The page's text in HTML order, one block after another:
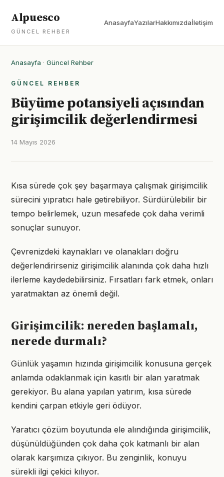
Alpuesco
GÜNCEL REHBER
AnasayfaYazılarHakkımızdaİletişim
Anasayfa · Güncel Rehber
GÜNCEL REHBER
Büyüme potansiyeli açısından
girişimcilik değerlendirmesi
14 Mayıs 2026
Kısa sürede çok şey başarmaya çalışmak girişimcilik
sürecini yıpratıcı hale getirebiliyor. Sürdürülebilir bir
tempo belirlemek, uzun mesafede çok daha verimli
sonuçlar sunuyor.
Çevrenizdeki kaynakları ve olanakları doğru
değerlendirirseniz girişimcilik alanında çok daha hızlı
ilerleme kaydedebilirsiniz. Fırsatları fark etmek, onları
yaratmaktan az önemli değil.
Girişimcilik: nereden başlamalı,
nerede durmalı?
Günlük yaşamın hızında girişimcilik konusuna gerçek
anlamda odaklanmak için kasıtlı bir alan yaratmak
gerekiyor. Bu alana yapılan yatırım, kısa sürede
kendini çarpan etkiyle geri ödüyor.
Yaratıcı çözüm boyutunda ele alındığında girişimcilik,
düşünüldüğünden çok daha çok katmanlı bir alan
olarak karşımıza çıkıyor. Bu zenginlik, konuyu
sürekli ilgi çekici kılıyor.